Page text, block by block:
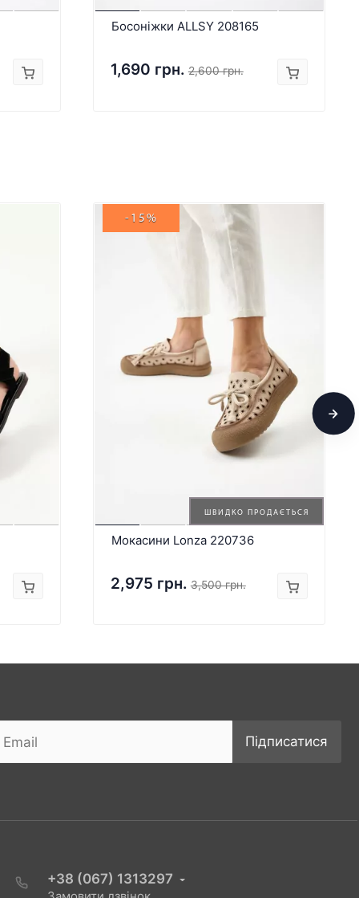
Босоніжки ALLSY 208165
1,690 грн. 2,600 грн.
ШВИДКО ПРОДАЄТЬСЯ
-15%
Мокасини Lonza 220736
2,975 грн. 3,500 грн.
Підписатися
+38 (067) 1313297